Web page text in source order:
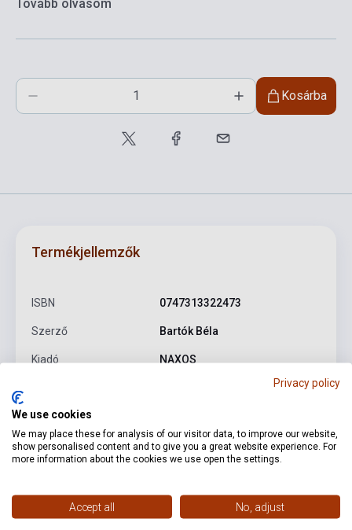
Tovább olvasom
Kosárba
Termékjellemzők
ISBN 0747313322473
Szerző Bartók Béla
Kiadó NAXOS
Formátum
Nyelv -
Részletes leírás Kapcsolódó linkek Vélemények
Privacy policy
We use cookies
We may place these for analysis of our visitor data, to improve our website,
show personalised content and to give you a great website experience. For
more information about the cookies we use open the settings.
Accept all No, adjust